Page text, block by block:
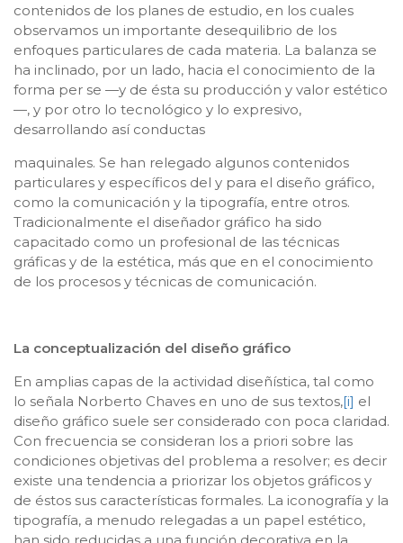
contenidos de los planes de estudio, en los cuales
observamos un importante desequilibrio de los
enfoques particulares de cada materia. La balanza se
ha inclinado, por un lado, hacia el conocimiento de la
forma per se —y de ésta su producción y valor estético
—, y por otro lo tecnológico y lo expresivo,
desarrollando así conductas
maquinales. Se han relegado algunos contenidos
particulares y específicos del y para el diseño gráfico,
como la comunicación y la tipografía, entre otros.
Tradicionalmente el diseñador gráfico ha sido
capacitado como un profesional de las técnicas
gráficas y de la estética, más que en el conocimiento
de los procesos y técnicas de comunicación.
La conceptualización del diseño gráfico
En amplias capas de la actividad diseñística, tal como
lo señala Norberto Chaves en uno de sus textos,[i] el
diseño gráfico suele ser considerado con poca claridad.
Con frecuencia se consideran los a priori sobre las
condiciones objetivas del problema a resolver; es decir
existe una tendencia a priorizar los objetos gráficos y
de éstos sus características formales. La iconografía y la
tipografía, a menudo relegadas a un papel estético,
han sido reducidas a una función decorativa en la